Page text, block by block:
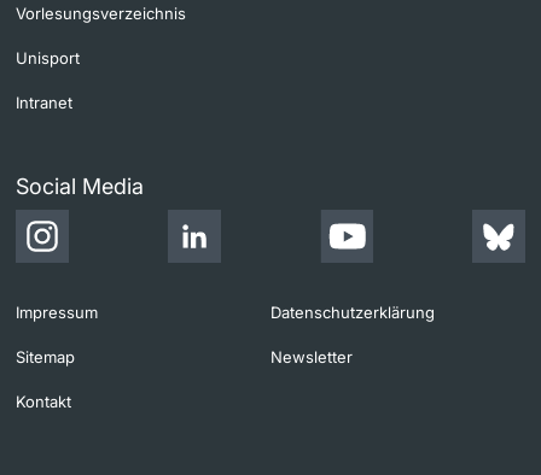
Vorlesungsverzeichnis
Unisport
Intranet
Social Media
Impressum Datenschutzerklärung
Sitemap Newsletter
Kontakt